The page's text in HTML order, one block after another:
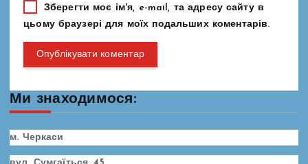
Зберегти моє ім'я, e-mail, та адресу сайту в
цьому браузері для моїх подальших коментарів.
Ми знаходимося:
м. Черкаси